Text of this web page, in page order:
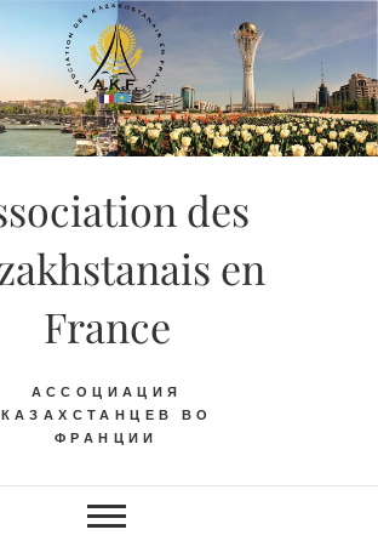
des
en
France
АССОЦИАЦИЯ
КАЗАХСТАНЦЕВ ВО
ФРАНЦИИ